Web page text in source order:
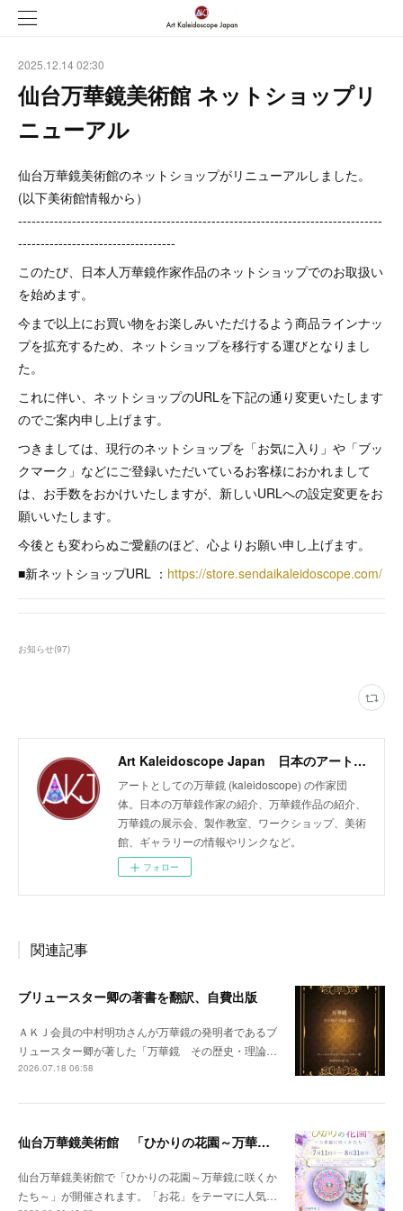
2025.12.14 02:30
仙台万華鏡美術館 ネットショップリ
ニューアル
仙台万華鏡美術館のネットショップがリニューアルしました。
(以下美術館情報から）
---------------------------------------------------------------------------------
-----------------------------------
このたび、日本人万華鏡作家作品のネットショップでのお取扱い
を始めます。
今まで以上にお買い物をお楽しみいただけるよう商品ラインナッ
プを拡充するため、ネットショップを移行する運びとなりまし
た。
これに伴い、ネットショップのURLを下記の通り変更いたします
のでご案内申し上げます。
つきましては、現行のネットショップを「お気に入り」や「ブッ
クマーク」などにご登録いただいているお客様におかれまして
は、お手数をおかけいたしますが、新しいURLへの設定変更をお
願いいたします。
今後とも変わらぬご愛顧のほど、心よりお願い申し上げます。
■新ネットショップURL ： https://store.sendaikaleidoscope.com/
お知らせ(97)
Art Kaleidoscope Japan 日本のアート万華鏡の作家団体
アートとしての万華鏡 (kaleidoscope) の作家団
体。日本の万華鏡作家の紹介、万華鏡作品の紹介、
万華鏡の展示会、製作教室、ワークショップ、美術
館、ギャラリーの情報やリンクなど。
フォロー
関連記事
ブリュースター卿の著書を翻訳、自費出版
ＡＫＪ会員の中村明功さんが万華鏡の発明者であるブ
リュースター卿が著した「万華鏡 その歴史・理論…
2026.07.18 06:58
仙台万華鏡美術館 「ひかりの花園～万華鏡に咲くかたち～」開催のお知らせ
仙台万華鏡美術館で「ひかりの花園～万華鏡に咲くか
たち～」が開催されます。「お花」をテーマに人気…